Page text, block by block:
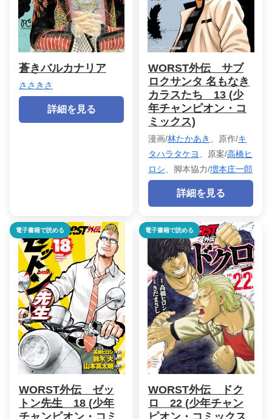
蒼きバルカナリア
ささきさ
詳細を見る
WORST外伝 サブ
ロクサンタ 名もなき
カラスたち 13 (少
年チャンピオン・コ
ミックス)
漫画/林たかあき 、原作/キ
タハラタケヨ
、原案/高橋ヒ
ロシ 、脚本協力/増本庄一郎
詳細を見る
電子書籍で読める
WORST外伝 ゼッ
トン先生 18 (少年
チャンピオン・コミ
電子書籍で読める
WORST外伝 ドク
ロ 22 (少年チャン
ピオン・コミックス